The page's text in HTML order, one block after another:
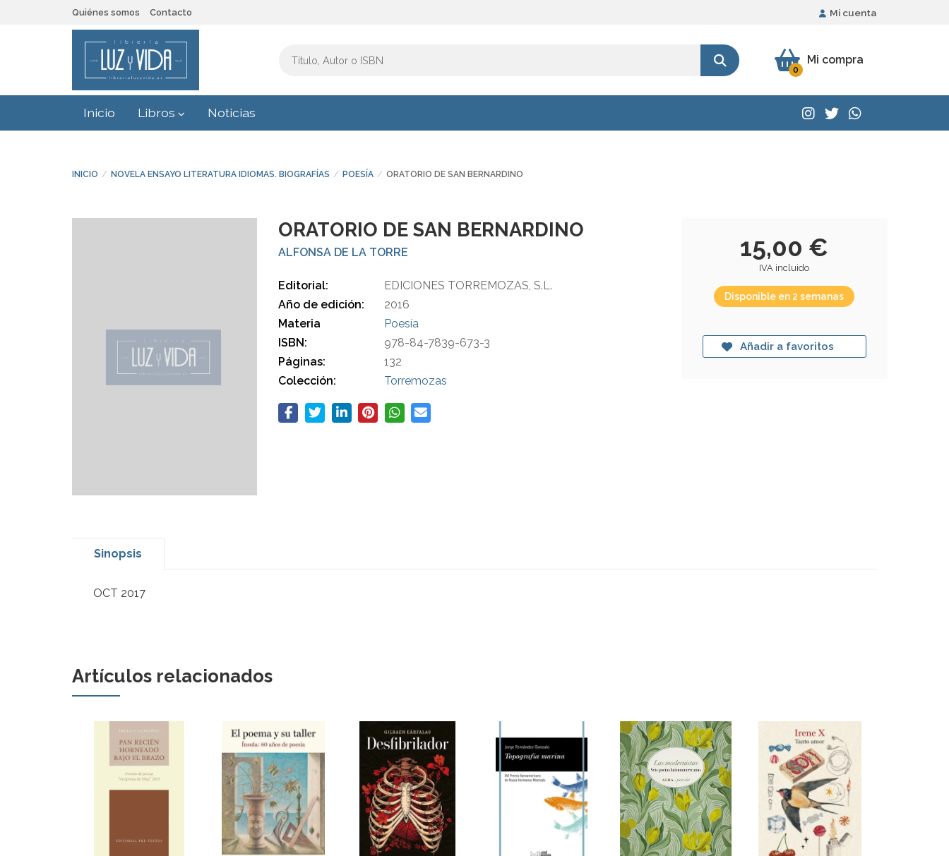
Quiénes somos Contacto Mi cuenta
Mi compra
0
Inicio Libros Noticias
INICIO NOVELA ENSAYO LITERATURA IDIOMAS. BIOGRAFÍAS POESÍA ORATORIO DE SAN BERNARDINO
ORATORIO DE SAN BERNARDINO
ALFONSA DE LA TORRE
Editorial:
EDICIONES TORREMOZAS, S.L.
Año de edición:
2016
Materia
Poesía
ISBN:
978-84-7839-673-3
Páginas:
132
Colección:
Torremozas
15,00 €
IVA incluido
Disponible en 2 semanas
Añadir a favoritos
Sinopsis
OCT 2017
Artículos relacionados